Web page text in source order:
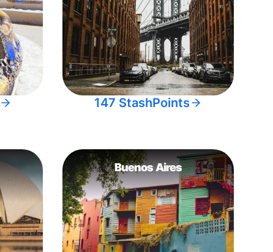
147 StashPoints
Buenos Aires